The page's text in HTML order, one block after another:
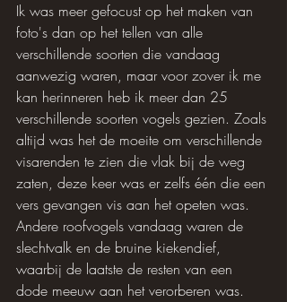
Ik was meer gefocust op het maken van
foto's dan op het tellen van alle
verschillende soorten die vandaag
aanwezig waren, maar voor zover ik me
kan herinneren heb ik meer dan 25
verschillende soorten vogels gezien. Zoals
altijd was het de moeite om verschillende
visarenden te zien die vlak bij de weg
zaten, deze keer was er zelfs één die een
vers gevangen vis aan het opeten was.
Andere roofvogels vandaag waren de
slechtvalk en de bruine kiekendief,
waarbij de laatste de resten van een
dode meeuw aan het verorberen was.